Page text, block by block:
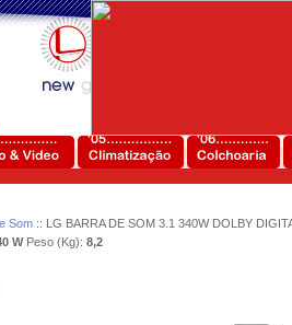
Som:: LG BARRA DE SOM 3.1 340W DOLBY
WPeso (Kg): 8,2